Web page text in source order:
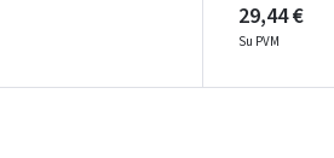
29,44 €
Su PVM
atsiliepimą
Registruokites